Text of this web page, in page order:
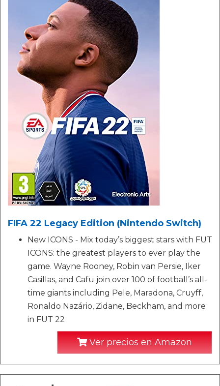
FIFA 22 Legacy Edition (Nintendo Switch)
New ICONS - Mix today’s biggest stars with FUT
ICONS: the greatest players to ever play the
game. Wayne Rooney, Robin van Persie, Iker
Casillas, and Cafu join over 100 of football’s all-
time giants including Pele, Maradona, Cruyff,
Ronaldo Nazário, Zidane, Beckham, and more
in FUT 22
Ver precios en Amazon